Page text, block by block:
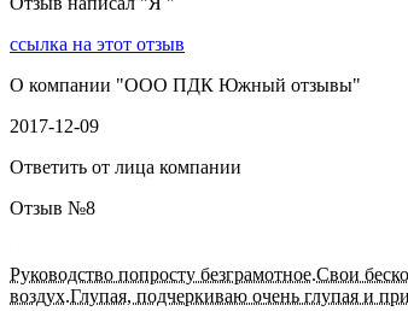
ссылка на этот отзыв
О компании "ООО ПДК Южный отзывы"
2017-12-09
Ответить от лица компании
Отзыв №8
Руководство попросту безграмотное.Свои
воздух.Глупая, подчеркиваю очень глупая и